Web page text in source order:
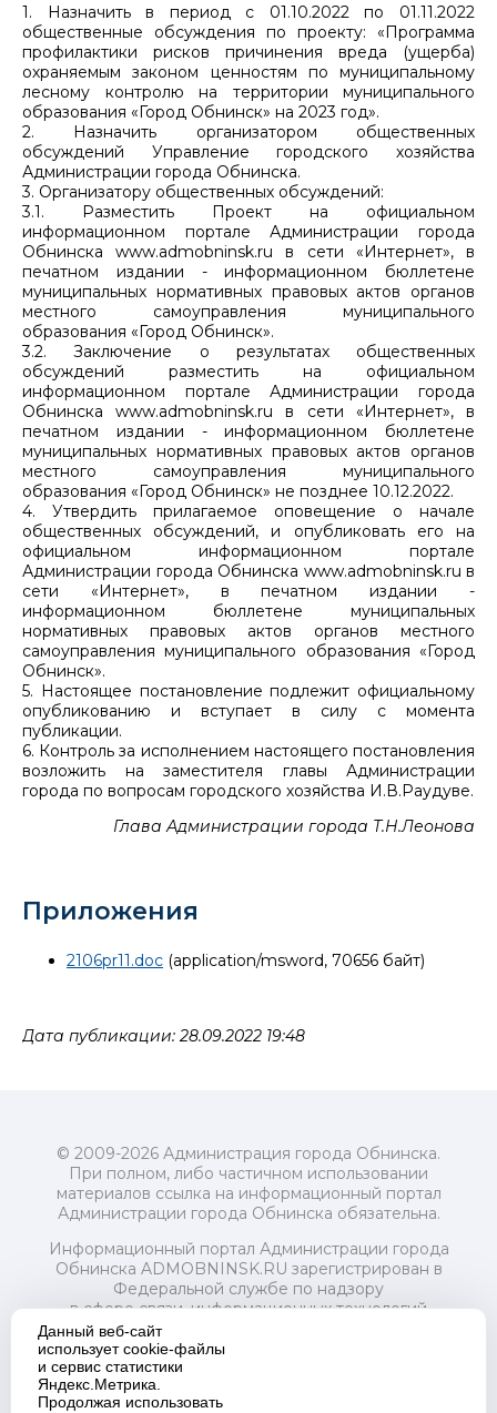
1. Назначить в период с 01.10.2022 по 01.11.2022
общественные обсуждения по проекту: «Программа
профилактики рисков причинения вреда (ущерба)
охраняемым законом ценностям по муниципальному
лесному контролю на территории муниципального
образования «Город Обнинск» на 2023 год».
2. Назначить организатором общественных
обсуждений Управление городского хозяйства
Администрации города Обнинска.
3. Организатору общественных обсуждений:
3.1. Разместить Проект на официальном
информационном портале Администрации города
Обнинска www.admobninsk.ru в сети «Интернет», в
печатном издании - информационном бюллетене
муниципальных нормативных правовых актов органов
местного самоуправления муниципального
образования «Город Обнинск».
3.2. Заключение о результатах общественных
обсуждений разместить на официальном
информационном портале Администрации города
Обнинска www.admobninsk.ru в сети «Интернет», в
печатном издании - информационном бюллетене
муниципальных нормативных правовых актов органов
местного самоуправления муниципального
образования «Город Обнинск» не позднее 10.12.2022.
4. Утвердить прилагаемое оповещение о начале
общественных обсуждений, и опубликовать его на
официальном информационном портале
Администрации города Обнинска www.admobninsk.ru в
сети «Интернет», в печатном издании -
информационном бюллетене муниципальных
нормативных правовых актов органов местного
самоуправления муниципального образования «Город
Обнинск».
5. Настоящее постановление подлежит официальному
опубликованию и вступает в силу с момента
публикации.
6. Контроль за исполнением настоящего постановления
возложить на заместителя главы Администрации
города по вопросам городского хозяйства И.В.Раудуве.
Глава Администрации города Т.Н.Леонова
Приложения
2106pr11.doc (application/msword, 70656 байт)
Дата публикации: 28.09.2022 19:48
© 2009-2026 Администрация города Обнинска.
При полном, либо частичном использовании
материалов ссылка на информационный портал
Администрации города Обнинска обязательна.
Информационный портал Администрации города
Обнинска ADMOBNINSK.RU зарегистрирован в
Федеральной службе по надзору
в сфере связи, информационных технологий
и массовых коммуникаций (Роскомнадзор) 24 июля
2018 года.
Свидетельство о регистрации Эл № ФС77-73321
Учредитель: Администрация (исполнительно-
Данный веб-сайт
использует cookie-файлы
и сервис статистики
Яндекс.Метрика.
Продолжая использовать